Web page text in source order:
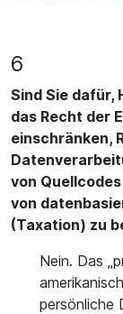
6
Sind Sie dafür,
das Recht der
einschränken,
von
von
(Taxation) zu
Nein. Das
persönliche